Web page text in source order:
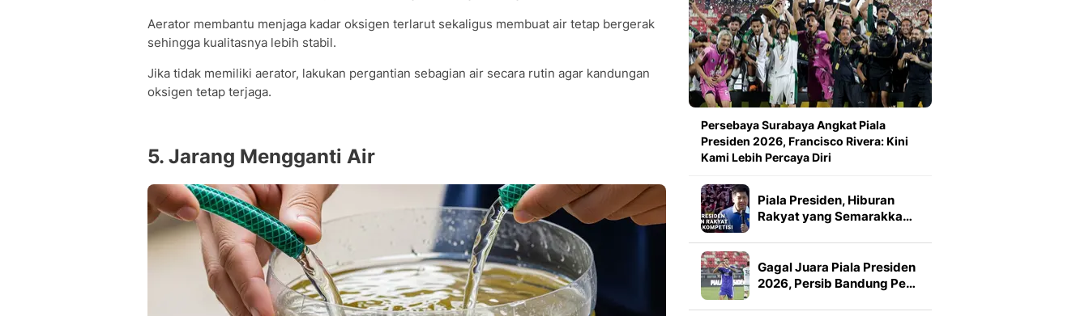
Aerator membantu menjaga kadar oksigen terlarut sekaligus membuat air tetap bergerak
sehingga kualitasnya lebih stabil.
Jika tidak memiliki aerator, lakukan pergantian sebagian air secara rutin agar kandungan
oksigen tetap terjaga.
5. Jarang Mengganti Air
Persebaya Surabaya Angkat Piala
Presiden 2026, Francisco Rivera: Kini
Kami Lebih Percaya Diri
Piala Presiden, Hiburan
Rakyat yang Semarakka…
Gagal Juara Piala Presiden
2026, Persib Bandung Pe…